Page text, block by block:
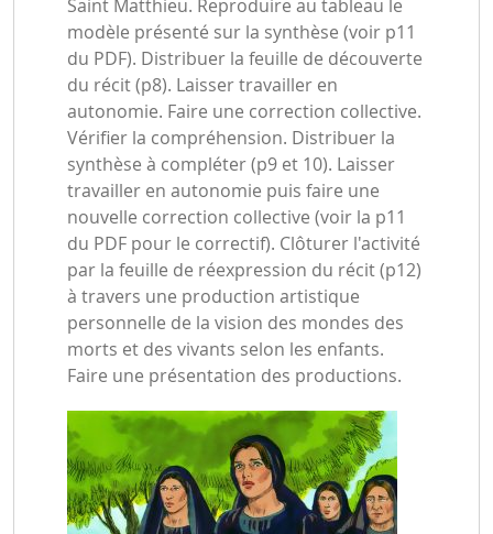
Saint Matthieu. Reproduire au tableau le
modèle présenté sur la synthèse (voir p11
du PDF). Distribuer la feuille de découverte
du récit (p8). Laisser travailler en
autonomie. Faire une correction collective.
Vérifier la compréhension. Distribuer la
synthèse à compléter (p9 et 10). Laisser
travailler en autonomie puis faire une
nouvelle correction collective (voir la p11
du PDF pour le correctif). Clôturer l'activité
par la feuille de réexpression du récit (p12)
à travers une production artistique
personnelle de la vision des mondes des
morts et des vivants selon les enfants.
Faire une présentation des productions.